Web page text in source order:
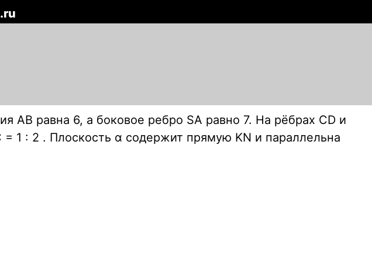
AB равна 6, а боковое ребро SA равно 7. На рёбрах CD и
1 : 2 . Плоскость α содержит прямую KN и параллельна